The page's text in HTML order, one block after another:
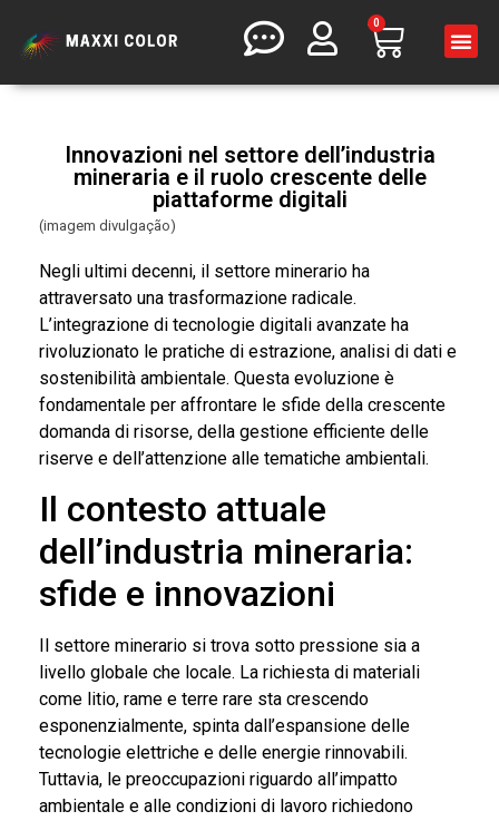
0
Innovazioni nel settore dell’industria
mineraria e il ruolo crescente delle
piattaforme digitali
(imagem divulgação)
Negli ultimi decenni, il settore minerario ha
attraversato una trasformazione radicale.
L’integrazione di tecnologie digitali avanzate ha
rivoluzionato le pratiche di estrazione, analisi di dati e
sostenibilità ambientale. Questa evoluzione è
fondamentale per affrontare le sfide della crescente
domanda di risorse, della gestione efficiente delle
riserve e dell’attenzione alle tematiche ambientali.
Il contesto attuale
dell’industria mineraria:
sfide e innovazioni
Il settore minerario si trova sotto pressione sia a
livello globale che locale. La richiesta di materiali
come litio, rame e terre rare sta crescendo
esponenzialmente, spinta dall’espansione delle
tecnologie elettriche e delle energie rinnovabili.
Tuttavia, le preoccupazioni riguardo all’impatto
ambientale e alle condizioni di lavoro richiedono